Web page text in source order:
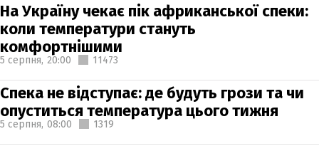
На Україну чекає пік африканської спеки:
коли температури стануть
комфортнішими
5 серпня, 20:00 11473
Спека не відступає: де будуть грози та чи
опуститься температура цього тижня
5 серпня, 08:00 1319